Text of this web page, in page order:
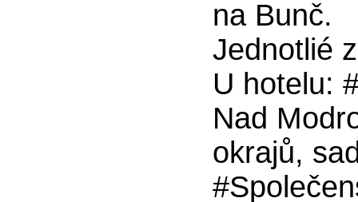
na Bunč.
Jednotlié
U hotelu:
Nad
okrajů,